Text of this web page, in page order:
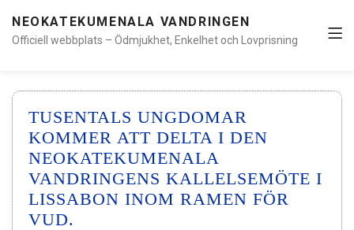
NEOKATEKUMENALA VANDRINGEN
Officiell webbplats – Ödmjukhet, Enkelhet och Lovprisning
TUSENTALS UNGDOMAR
KOMMER ATT DELTA I DEN
NEOKATEKUMENALA
VANDRINGENS KALLELSEMÖTE I
LISSABON INOM RAMEN FÖR
VUD.